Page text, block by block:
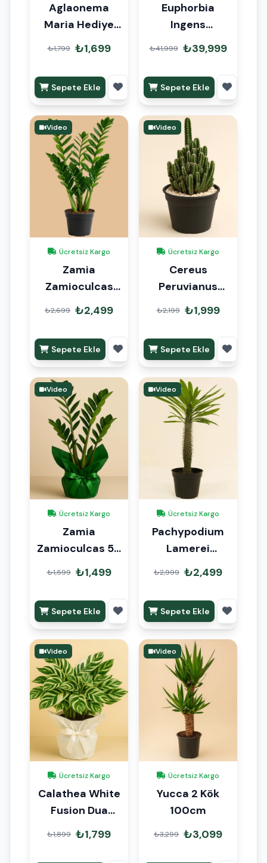
Aglaonema
Maria Hediye
Paketli
₺1,799 ₺1,699
Sepete Ekle
Euphorbia
Ingens
Variegata
₺41,999 ₺39,999
Sepete Ekle
Video
Ücretsiz Kargo
Zamia
Zamioculcas
90cm
₺2,699 ₺2,499
Sepete Ekle
Video
Ücretsiz Kargo
Cereus
Peruvianus
Paolina
₺2,199 ₺1,999
Sepete Ekle
Video
Ücretsiz Kargo
Zamia
Zamioculcas 50
cm Hediye
Paketli
₺1,599 ₺1,499
Sepete Ekle
Video
Ücretsiz Kargo
Pachypodium
Lamerei
Madagaskar
Palmiyesi 100cm
₺2,999 ₺2,499
Sepete Ekle
Video
Ücretsiz Kargo
Calathea White
Fusion Dua
Çiçeği Hediye
Paketli
₺1,899 ₺1,799
Video
Ücretsiz Kargo
Yucca 2 Kök
100cm
₺3,299 ₺3,099